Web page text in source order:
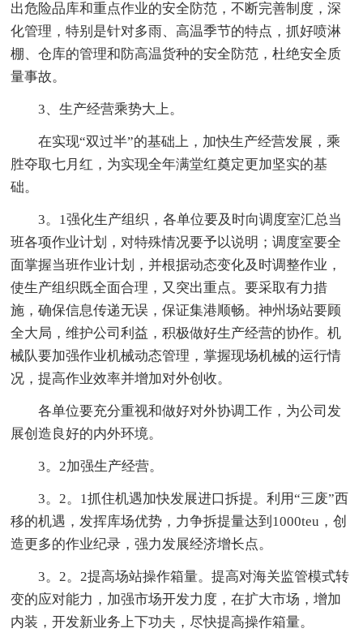
出危险品库和重点作业的安全防范，不断完善制度，深
化管理，特别是针对多雨、高温季节的特点，抓好喷淋
棚、仓库的管理和防高温货种的安全防范，杜绝安全质
量事故。
3、生产经营乘势大上。
在实现“双过半”的基础上，加快生产经营发展，乘
胜夺取七月红，为实现全年满堂红奠定更加坚实的基
础。
3。1强化生产组织，各单位要及时向调度室汇总当
班各项作业计划，对特殊情况要予以说明；调度室要全
面掌握当班作业计划，并根据动态变化及时调整作业，
使生产组织既全面合理，又突出重点。要采取有力措
施，确保信息传递无误，保证集港顺畅。神州场站要顾
全大局，维护公司利益，积极做好生产经营的协作。机
械队要加强作业机械动态管理，掌握现场机械的运行情
况，提高作业效率并增加对外创收。
各单位要充分重视和做好对外协调工作，为公司发
展创造良好的内外环境。
3。2加强生产经营。
3。2。1抓住机遇加快发展进口拆提。利用“三废”西
移的机遇，发挥库场优势，力争拆提量达到1000teu，创
造更多的作业纪录，强力发展经济增长点。
3。2。2提高场站操作箱量。提高对海关监管模式转
变的应对能力，加强市场开发力度，在扩大市场，增加
内装，开发新业务上下功夫，尽快提高操作箱量。